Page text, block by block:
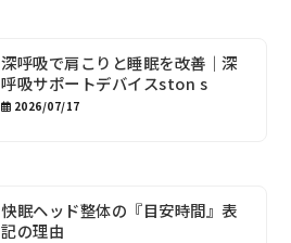
深呼吸で肩こりと睡眠を改善｜深
呼吸サポートデバイスston s
2026/07/17
快眠ヘッド整体の『目安時間』表
記の理由